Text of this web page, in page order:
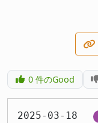
0件のGood
2025-03-18